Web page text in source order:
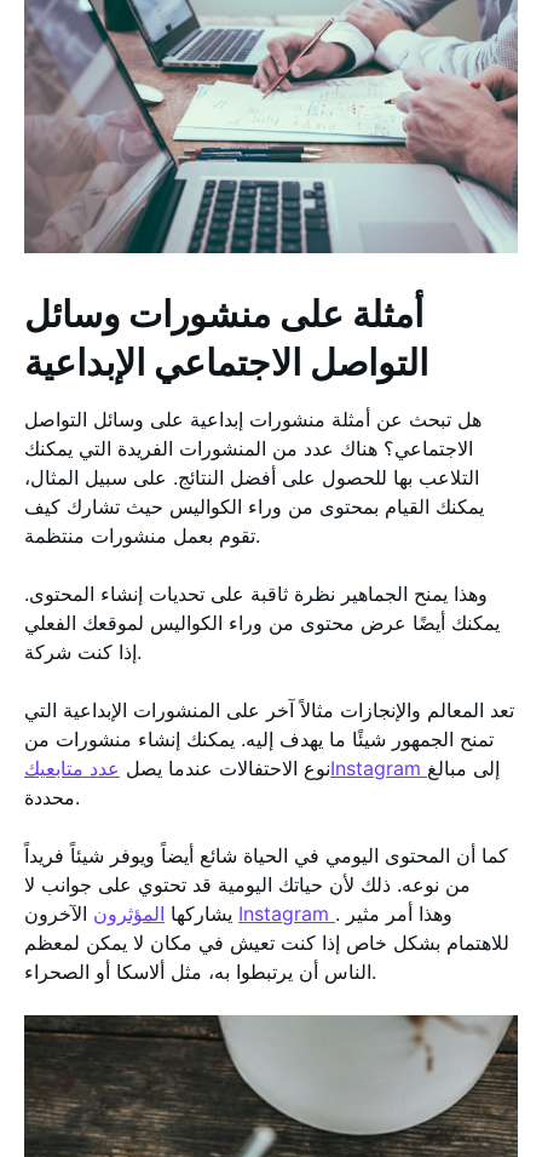
أمثلة على منشورات وسائل
التواصل الاجتماعي الإبداعية
هل تبحث عن أمثلة منشورات إبداعية على وسائل التواصل
الاجتماعي؟ هناك عدد من المنشورات الفريدة التي يمكنك
التلاعب بها للحصول على أفضل النتائج. على سبيل المثال،
يمكنك القيام بمحتوى من وراء الكواليس حيث تشارك كيف
تقوم بعمل منشورات منتظمة.
وهذا يمنح الجماهير نظرة ثاقبة على تحديات إنشاء المحتوى.
يمكنك أيضًا عرض محتوى من وراء الكواليس لموقعك الفعلي
إذا كنت شركة.
تعد المعالم والإنجازات مثالاً آخر على المنشورات الإبداعية التي
تمنح الجمهور شيئًا ما يهدف إليه. يمكنك إنشاء منشورات من
نوع الاحتفالات عندما يصلعدد متابعيكInstagram إلى مبالغ
محددة.
كما أن المحتوى اليومي في الحياة شائع أيضاً ويوفر شيئاً فريداً
من نوعه. ذلك لأن حياتك اليومية قد تحتوي على جوانب لا
يشاركها المؤثرون Instagram . وهذا أمر مثير
للاهتمام بشكل خاص إذا كنت تعيش في مكان لا يمكن لمعظم
الناس أن يرتبطوا به، مثل ألاسكا أو الصحراء.